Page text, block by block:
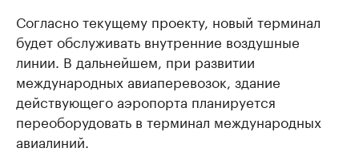
Согласно текущему проекту, новый терминал
будет обслуживать внутренние воздушные
линии. В дальнейшем, при развитии
международных авиаперевозок, здание
действующего аэропорта планируется
переоборудовать в терминал международных
авиалиний.